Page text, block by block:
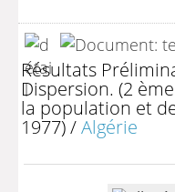
Résultats
Dispersion. (2
la population et
1977)/Algérie